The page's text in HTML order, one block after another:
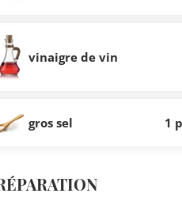
vinaigre de vin
gros sel 1